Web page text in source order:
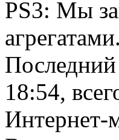
PS3: Мы
Последний
18:54,
Интернет-